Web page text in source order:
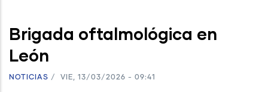
Brigada oftalmológica en
León
NOTICIAS / VIE, 13/03/2026 - 09:41